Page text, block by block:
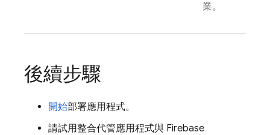
業。
後續步驟
開始部署應用程式。
請試用整合代管應用程式與 Firebase